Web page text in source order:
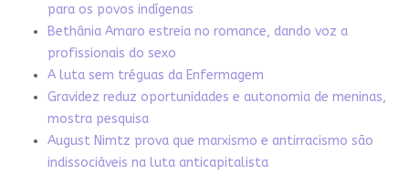
para os povos indígenas
Bethânia Amaro estreia no romance, dando voz a
profissionais do sexo
A luta sem tréguas da Enfermagem
Gravidez reduz oportunidades e autonomia de meninas,
mostra pesquisa
August Nimtz prova que marxismo e antirracismo são
indissociáveis na luta anticapitalista